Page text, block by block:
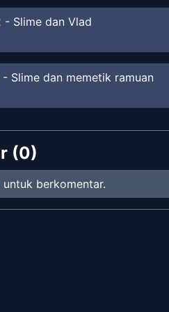
- Slime dan Vlad
- Slime dan memetik ramuan
-Slime dan Barang Bawaannya
-Logam Slime Part 2
(0)
untuk berkomentar.